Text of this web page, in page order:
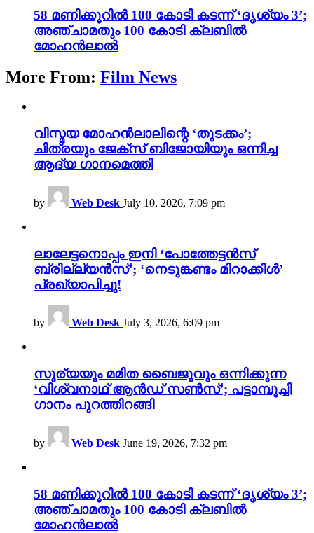
58 മണിക്കൂറിൽ 100 കോടി കടന്ന് ‘ദൃശ്യം 3’;
അഞ്ചാമതും 100 കോടി ക്ലബിൽ
മോഹൻലാൽ
More From: Film News
വിസ്മയ മോഹൻലാലിന്റെ ‘തുടക്കം’;
ചിത്രയും ജേക്സ് ബിജോയിയും ഒന്നിച്ച
ആദ്യ ഗാനമെത്തി
by Web Desk July 10, 2026, 7:09 pm
ലാലേട്ടനൊപ്പം ഇനി ‘പോത്തേട്ടൻസ്
ബ്രില്ല്യൻസ്’; ‘നെടുങ്കണ്ടം മിറാക്കിൾ’
പ്രഖ്യാപിച്ചു!
by Web Desk July 3, 2026, 6:09 pm
സൂര്യയും മമിത ബൈജുവും ഒന്നിക്കുന്ന
‘വിശ്വനാഥ് ആൻഡ് സൺസ്’; പട്ടാമ്പൂച്ചി
ഗാനം പുറത്തിറങ്ങി
by Web Desk June 19, 2026, 7:32 pm
58 മണിക്കൂറിൽ 100 കോടി കടന്ന് ‘ദൃശ്യം 3’;
അഞ്ചാമതും 100 കോടി ക്ലബിൽ
മോഹൻലാൽ